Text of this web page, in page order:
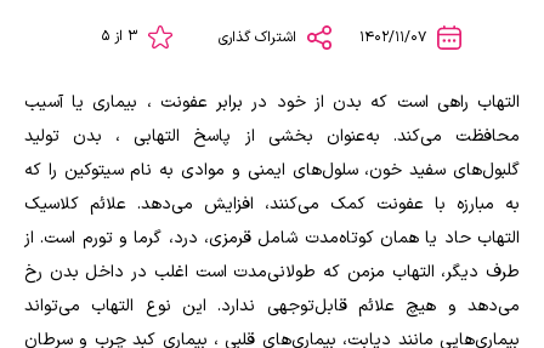
1402/11/07 اشتراک گذاری
التهاب راهی است که بدن از خود در برابر عفونت ، بیماری یا آسیب
محافظت می‌کند. به‌عنوان بخشی از پاسخ التهابی ، بدن تولید
گلبول‌های سفید خون، سلول‌های ایمنی و موادی به نام سیتوکین را که
به مبارزه با عفونت کمک می‌کنند، افزایش می‌دهد. علائم کلاسیک
التهاب حاد یا همان کوتاه‌مدت شامل قرمزی، درد، گرما و تورم است. از
طرف دیگر، التهاب مزمن که طولانی‌مدت است اغلب در داخل بدن رخ
می‌دهد و هیچ علائم قابل‌توجهی ندارد. این نوع التهاب می‌تواند
بیماری‌هایی مانند دیابت، بیماری‌های قلبی ، بیماری کبد چرب و سرطان